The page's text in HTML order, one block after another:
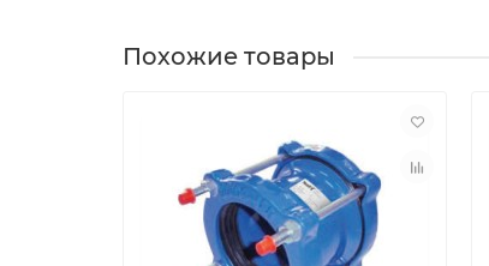
Похожие товары